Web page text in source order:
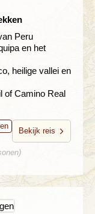
Peru
en het
heilige vallei en
of Camino Real
Bekijk reis